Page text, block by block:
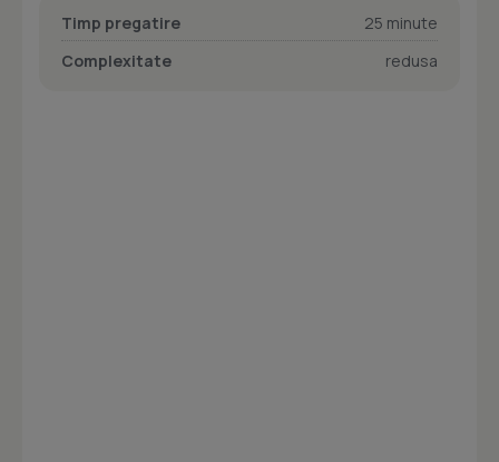
Timp pregatire
25 minute
Complexitate
redusa